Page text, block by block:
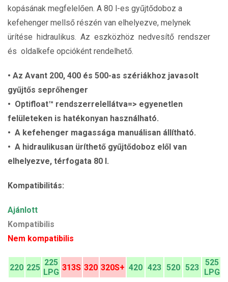
kopásának megfelelően. A 80 l-es gyűjtődoboz a
kefehenger mellső részén van elhelyezve, melynek
ürítése hidraulikus. Az eszközhöz nedvesítő rendszer
és oldalkefe opcióként rendelhető.
• Az Avant 200, 400 és 500-as szériákhoz javasolt
gyűjtős seprőhenger
• Optifloat™ rendszerrelellátva=> egyenetlen
felületeken is hatékonyan használható.
• A kefehenger magassága manuálisan állítható.
• A hidraulikusan üríthető gyűjtődoboz elől van
elhelyezve, térfogata 80 l.
Kompatibilitás:
Ajánlott
Kompatibilis
Nem kompatibilis
220 225 225
LPG 313S 320 320S+ 420 423 520 523
525
LPG